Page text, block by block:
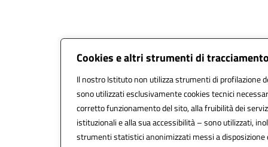
Cookies e altri strumenti di
Il nostro Istituto non utilizza strumenti di profilazione
sono utilizzati esclusivamente cookies tecnici
corretto funzionamento del sito, alla fruibilità dei
istituzionali e alla sua accessibilità – sono utilizzati,
strumenti statistici anonimizzati messi a disposizione